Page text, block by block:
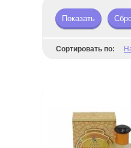
Показать
Сортировать по: